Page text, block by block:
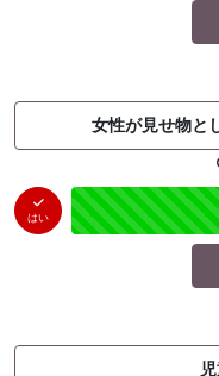
女性が見せ物と
はい
はい
（0件）
未投票